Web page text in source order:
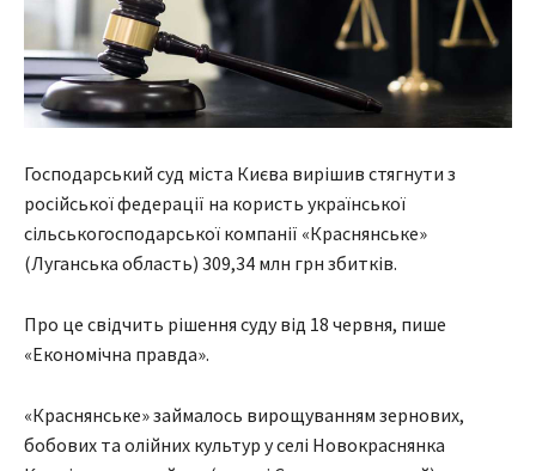
Господарський суд міста Києва вирішив стягнути з
російської федерації на користь української
сільськогосподарської компанії «Краснянське»
(Луганська область) 309,34 млн грн збитків.
Про це свідчить рішення суду від 18 червня, пише
«Економічна правда».
«Краснянське» займалось вирощуванням зернових,
бобових та олійних культур у селі Новокраснянка